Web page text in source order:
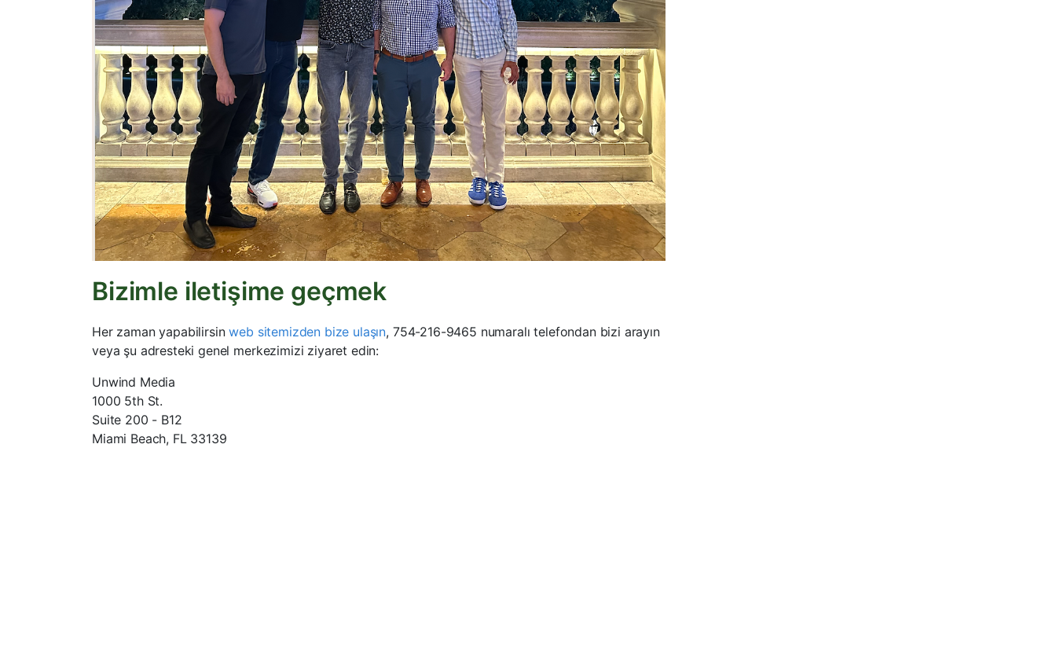
Bizimle iletişime geçmek
Her zaman yapabilirsinweb sitemizden bize ulaşın, 754-216-9465 numaralı telefondan bizi arayın
veya şu adresteki genel merkezimizi ziyaret edin:
Unwind Media
1000 5th St.
Suite 200 - B12
Miami Beach, FL 33139